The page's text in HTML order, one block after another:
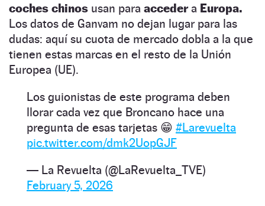
coches chinos usan para accedera Europa.
Los datos de Ganvam no dejan lugar para las
dudas: aquí su cuota de mercado dobla a la que
tienen estas marcas en el resto de la Unión
Europea (UE).
Los guionistas de este programa deben
llorar cada vez que Broncano hace una
pregunta de esas tarjetas 😁 #Larevuelta
pic.twitter.com/dmk2UopGJF
— La Revuelta (@LaRevuelta_TVE)
February 5, 2026